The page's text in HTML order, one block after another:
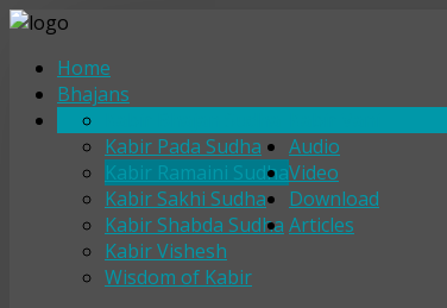
Home
Bhajans
Kabir Pada Sudha
Kabir Ramaini Sudha
Kabir Sakhi Sudha
Kabir Shabda Sudha
Kabir Vishesh
Wisdom of Kabir
Audio
Video
Download
Articles